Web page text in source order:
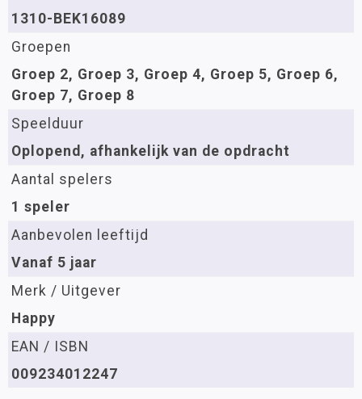
1310-BEK16089
Groepen
Groep 2, Groep 3, Groep 4, Groep 5, Groep 6,
Groep 7, Groep 8
Speelduur
Oplopend, afhankelijk van de opdracht
Aantal spelers
1 speler
Aanbevolen leeftijd
Vanaf 5 jaar
Merk / Uitgever
Happy
EAN / ISBN
009234012247